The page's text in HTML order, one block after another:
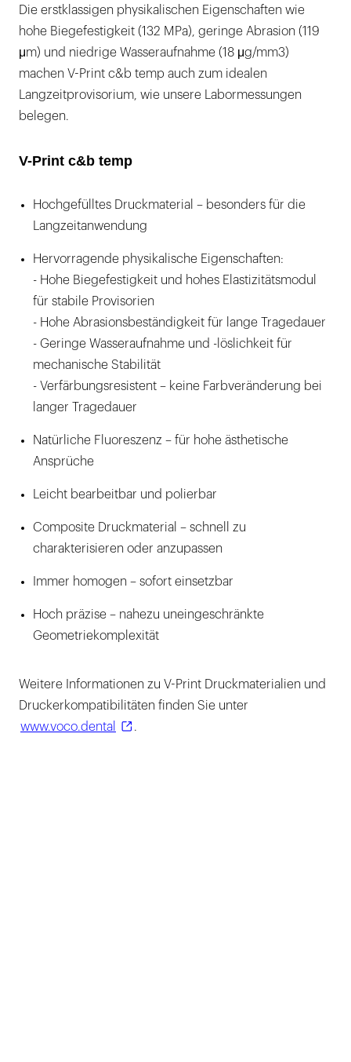
Die erstklassigen physikalischen Eigenschaften wie
hohe Biegefestigkeit (132 MPa), geringe Abrasion (119
μm) und niedrige Wasseraufnahme (18 μg/mm3)
machen V-Print c&b temp auch zum idealen
Langzeitprovisorium, wie unsere Labormessungen
belegen.
V-Print c&b temp
Hochgefülltes Druckmaterial – besonders für die
Langzeitanwendung
Hervorragende physikalische Eigenschaften:
- Hohe Biegefestigkeit und hohes Elastizitätsmodul
für stabile Provisorien
- Hohe Abrasionsbeständigkeit für lange Tragedauer
- Geringe Wasseraufnahme und -löslichkeit für
mechanische Stabilität
- Verfärbungsresistent – keine Farbveränderung bei
langer Tragedauer
Natürliche Fluoreszenz – für hohe ästhetische
Ansprüche
Leicht bearbeitbar und polierbar
Composite Druckmaterial – schnell zu
charakterisieren oder anzupassen
Immer homogen – sofort einsetzbar
Hoch präzise – nahezu uneingeschränkte
Geometriekomplexität
Weitere Informationen zu V-Print Druckmaterialien und
Druckerkompatibilitäten finden Sie unter
www.voco.dental
.